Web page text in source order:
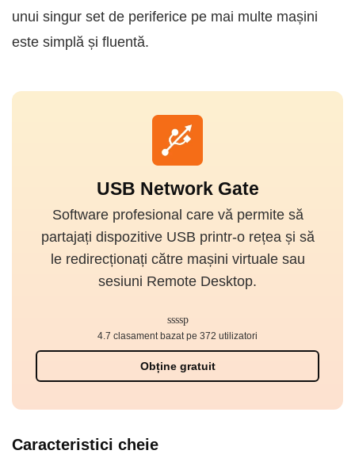
unui singur set de periferice pe mai multe mașini
este simplă și fluentă.
USB Network Gate
Software profesional care vă permite să
partajați dispozitive USB printr-o rețea și să
le redirecționați către mașini virtuale sau
sesiuni Remote Desktop.
Obține gratuit
4.7 clasament bazat pe 372 utilizatori
Caracteristici cheie